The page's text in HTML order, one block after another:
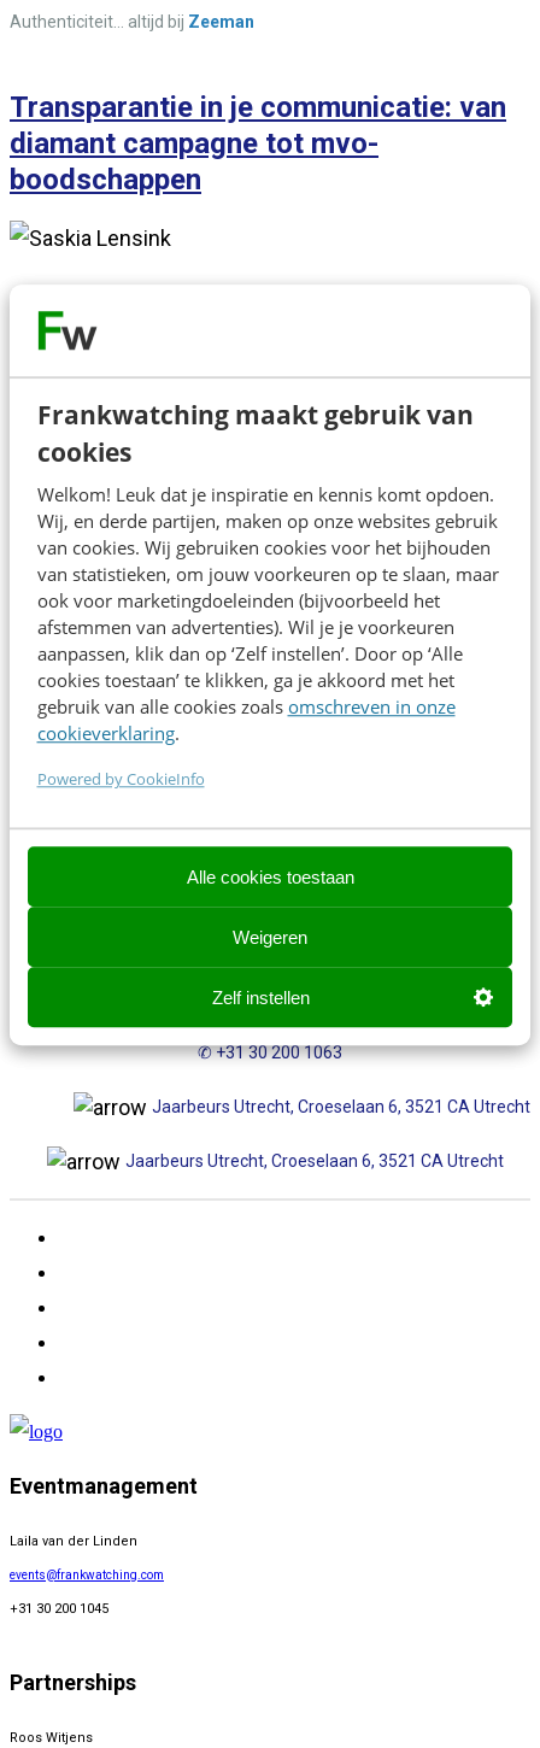
Frankwatching maakt gebruik van
cookies
Welkom! Leuk dat je inspiratie en kennis komt opdoen.
Wij, en derde partijen, maken op onze websites gebruik
van cookies. Wij gebruiken cookies voor het bijhouden
van statistieken, om jouw voorkeuren op te slaan, maar
ook voor marketingdoeleinden (bijvoorbeeld het
afstemmen van advertenties). Wil je je voorkeuren
aanpassen, klik dan op ‘Zelf instellen’. Door op ‘Alle
cookies toestaan’ te klikken, ga je akkoord met het
gebruik van alle cookies zoals omschreven in onze
cookieverklaring.
Powered by CookieInfo
Alle cookies toestaan
Weigeren
Zelf instellen
Authenticiteit… altijd bij Zeeman
Transparantie in je communicatie: van
diamant campagne tot mvo-
boodschappen
Over de spreker
kanalen en uitingen van Zeeman voor alle 8 de landen
waarin zij actief zijn. Denk hierbij aan eigen content,
het aansturen van bureau's, user generated content en
het samenwerken met ambassadeurs.
Direct inschrijven
Contact opnemen? We helpen je graag!
Contact opnemen? We helpen je graag!
events@frankwatching.com
events@frankwatching.com
+31 30 200 1045
✆ +31 30 200 1063
Jaarbeurs Utrecht, Croeselaan 6, 3521 CA Utrecht
Jaarbeurs Utrecht, Croeselaan 6, 3521 CA Utrecht
Eventmanagement
Laila van der Linden
events@frankwatching.com
+31 30 200 1045
Partnerships
Roos Witjens